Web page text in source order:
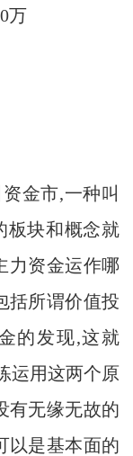
万
金市,一种叫
板块和概念就
力资金运作哪
括所谓价值投
的发现,这就
运用这两个原
有无缘无故的
以是基本面的